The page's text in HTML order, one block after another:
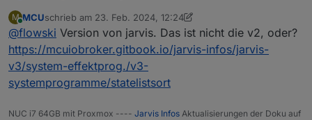
habe die Visualisierung untereinander angeordnet
, gefällt mir so besser. Gibt es die Möglichkeit die
Einträge nach Fälligkeit zu sortieren?!
Screenshot_20240222-232610.png
M
Online
MCUschrieb am 23. Feb. 2024, 12:24
zuletzt editiert von MCU
@flowski Version von jarvis. Das ist nicht die v2, oder?
https://mcuiobroker.gitbook.io/jarvis-infos/jarvis-
v3/system-effektprog./v3-
systemprogramme/statelistsort
NUC i7 64GB mit Proxmox ---- Jarvis Infos Aktualisierungen der Doku auf